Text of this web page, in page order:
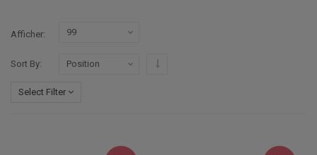
Afficher
Sort By
Select Filter